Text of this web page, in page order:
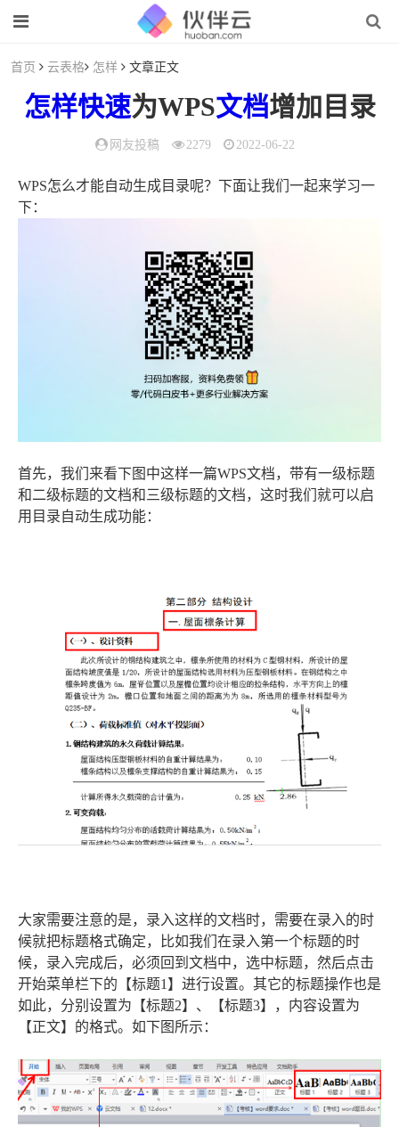
首页 云表格 怎样 文章正文
怎样快速为WPS文档增加目录
网友投稿 2279 2022-06-22
WPS怎么才能自动生成目录呢？下面让我们一起来学习一
下：
首先，我们来看下图中这样一篇WPS文档，带有一级标题
和二级标题的文档和三级标题的文档，这时我们就可以启
用目录自动生成功能：
大家需要注意的是，录入这样的文档时，需要在录入的时
候就把标题格式确定，比如我们在录入第一个标题的时
候，录入完成后，必须回到文档中，选中标题，然后点击
开始菜单栏下的【标题1】进行设置。其它的标题操作也是
如此，分别设置为【标题2】、【标题3】，内容设置为
【正文】的格式。如下图所示：